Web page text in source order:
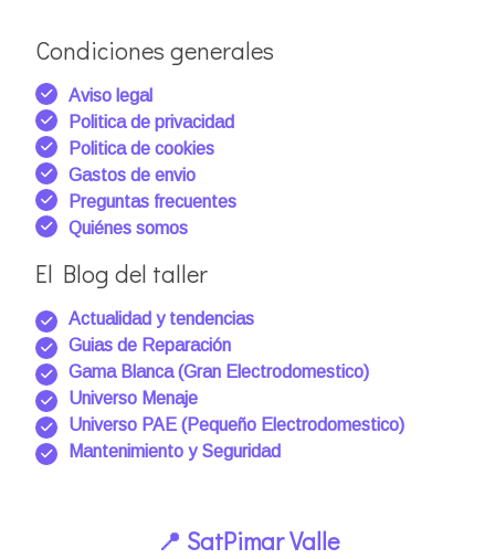
Condiciones generales
Aviso legal
Politica de privacidad
Politica de cookies
Gastos de envio
Preguntas frecuentes
Quiénes somos
El Blog del taller
Actualidad y tendencias
Guias de Reparación
Gama Blanca (Gran Electrodomestico)
Universo Menaje
Universo PAE (Pequeño Electrodomestico)
Mantenimiento y Seguridad
📍 SatPimar Valle